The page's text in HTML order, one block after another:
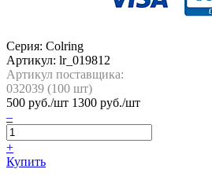
Серия: Colring
Артикул: lr_019812
Артикул поставщика:
032039 (100 шт)
500 руб./шт 1300 руб./шт
–
+
Купить